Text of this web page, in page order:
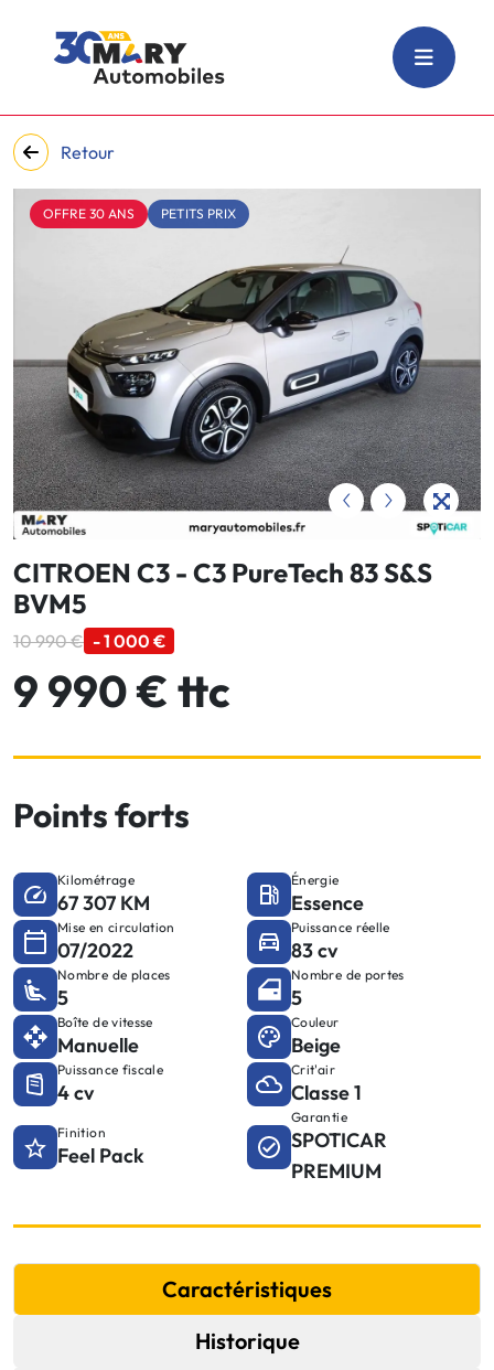
Retour
‹ ›
OFFRE 30 ANS PETITS PRIX
CITROEN C3 - C3 PureTech 83 S&S
BVM5
10 990 € - 1 000 €
9 990 € ttc
Points forts
Kilométrage
67 307 KM
Énergie
Essence
Mise en circulation
07/2022
Puissance réelle
83 cv
Nombre de places
5
Nombre de portes
5
Boîte de vitesse
Manuelle
Couleur
Beige
Puissance fiscale
4 cv
Crit'air
Classe 1
Finition
Feel Pack
Garantie
SPOTICAR
PREMIUM
Caractéristiques
Historique